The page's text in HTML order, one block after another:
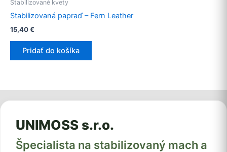
Stabilizované kvety
Stabilizovaná papraď – Fern Leather
15,40€
Pridať do košíka
UNIMOSS s.r.o.
Špecialista na stabilizovaný mach a